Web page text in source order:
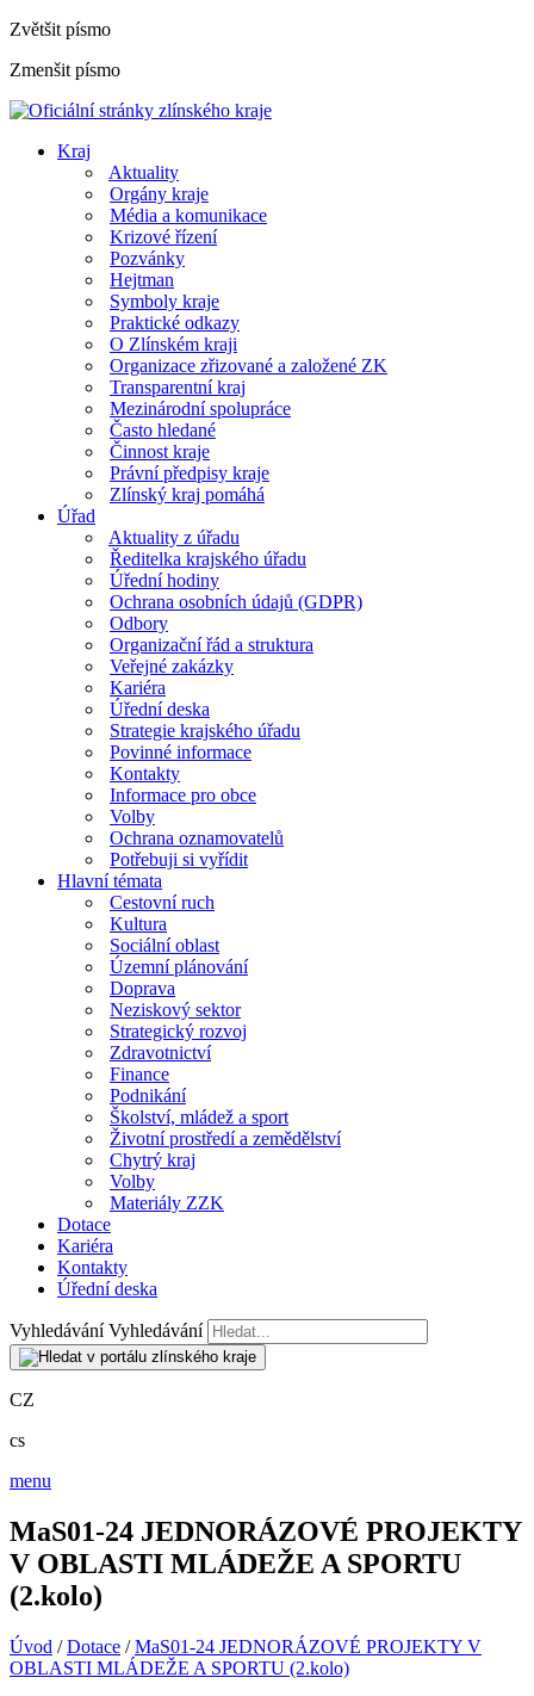
Zvětšit písmo
Zmenšit písmo
Kraj
Aktuality
Orgány kraje
Média a komunikace
Krizové řízení
Pozvánky
Hejtman
Symboly kraje
Praktické odkazy
O Zlínském kraji
Organizace zřizované a založené ZK
Transparentní kraj
Mezinárodní spolupráce
Často hledané
Činnost kraje
Právní předpisy kraje
Zlínský kraj pomáhá
Úřad
Aktuality z úřadu
Ředitelka krajského úřadu
Úřední hodiny
Ochrana osobních údajů (GDPR)
Odbory
Organizační řád a struktura
Veřejné zakázky
Kariéra
Úřední deska
Strategie krajského úřadu
Povinné informace
Kontakty
Informace pro obce
Volby
Ochrana oznamovatelů
Potřebuji si vyřídit
Hlavní témata
Cestovní ruch
Kultura
Sociální oblast
Územní plánování
Doprava
Neziskový sektor
Strategický rozvoj
Zdravotnictví
Finance
Podnikání
Školství, mládež a sport
Životní prostředí a zemědělství
Chytrý kraj
Volby
Materiály ZZK
Dotace
Kariéra
Kontakty
Úřední deska
Vyhledávání Vyhledávání
CZ
cs
menu
MaS01-24 JEDNORÁZOVÉ PROJEKTY
V OBLASTI MLÁDEŽE A SPORTU
(2.kolo)
Úvod /Dotace /MaS01-24 JEDNORÁZOVÉ PROJEKTY V
OBLASTI MLÁDEŽE A SPORTU (2.kolo)